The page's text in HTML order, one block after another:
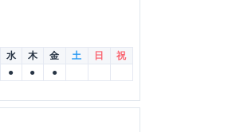
水 木 金 土 日
祝
● ● ●